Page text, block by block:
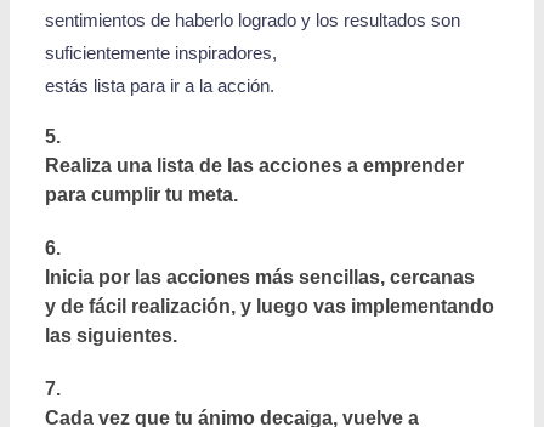
sentimientos de haberlo logrado y los resultados son
suficientemente inspiradores,
estás lista para ir a la acción.
5.
Realiza una lista de las acciones a emprender
para cumplir tu meta.
6.
Inicia por las acciones más sencillas, cercanas
y de fácil realización, y luego vas implementando
las siguientes.
7.
Cada vez que tu ánimo decaiga, vuelve a